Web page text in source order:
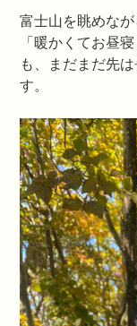
富士山を眺めなが
「暖かくてお昼
も、まだまだ先
す。